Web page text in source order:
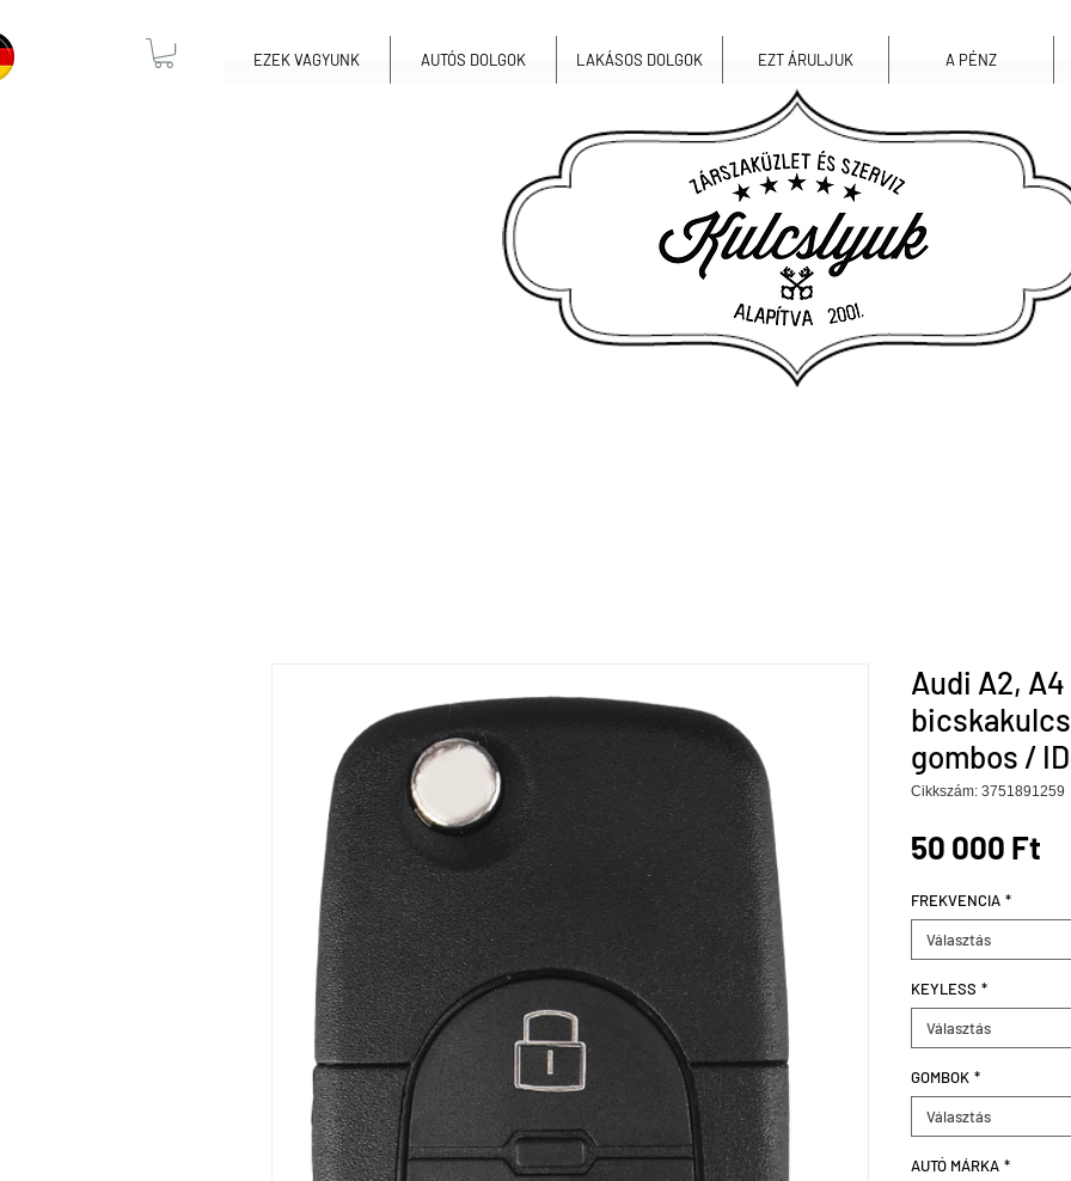
EZEK VAGYUNK AUTÓS DOLGOK LAKÁSOS DOLGOK EZT ÁRULJUK A PÉNZ
Audi A2,
bicskakulcs
gombos /
Cikkszám: 3751891259
50 000 Ft
FREKVENCIA *
Választás
KEYLESS *
Választás
GOMBOK *
Választás
AUTÓ MÁRKA *